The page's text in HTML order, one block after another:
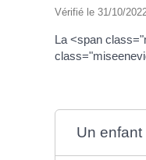
Vérifié le 31/10/
La <span
Un